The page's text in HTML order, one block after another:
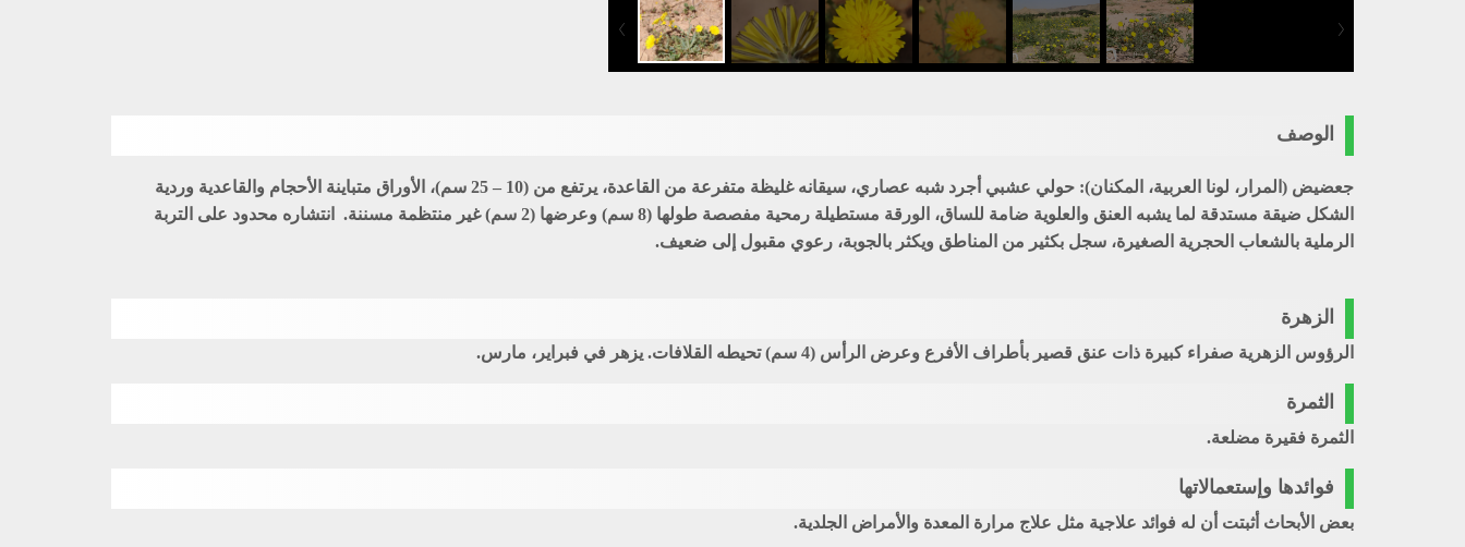
الوصف
جعضيض (المرار، لونا العربية، المكنان)
: حولي عشبي أجرد شبه عصاري، سيقانه غليظة متفرعة من القاعدة، يرتفع من (10 – 25 سم)، الأوراق متباينة الأحجام والقاعدية وردية
الشكل ضيقة مستدقة لما يشبه العنق والعلوية ضامة للساق، الورقة مستطيلة رمحية مفصصة طولها (8 سم) وعرضها (2 سم) غير منتظمة مسننة. انتشاره محدود على التربة
الرملية بالشعاب الحجرية الصغيرة، سجل بكثير من المناطق ويكثر بالجوبة، رعوي مقبول إلى ضعيف.
الزهرة
الرؤوس الزهرية صفراء كبيرة ذات عنق قصير بأطراف الأفرع وعرض الرأس (4 سم) تحيطه القلافات. يزهر في فبراير، مارس.
الثمرة
الثمرة فقيرة مضلعة.
فوائدها وإستعمالاتها
بعض الأبحاث أثبتت أن له فوائد علاجية مثل علاج مرارة المعدة والأمراض الجلدية.